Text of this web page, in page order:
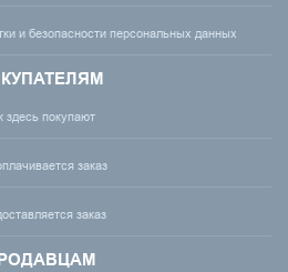
и безопасности персональных данных
здесь покупают
заказ
заказ